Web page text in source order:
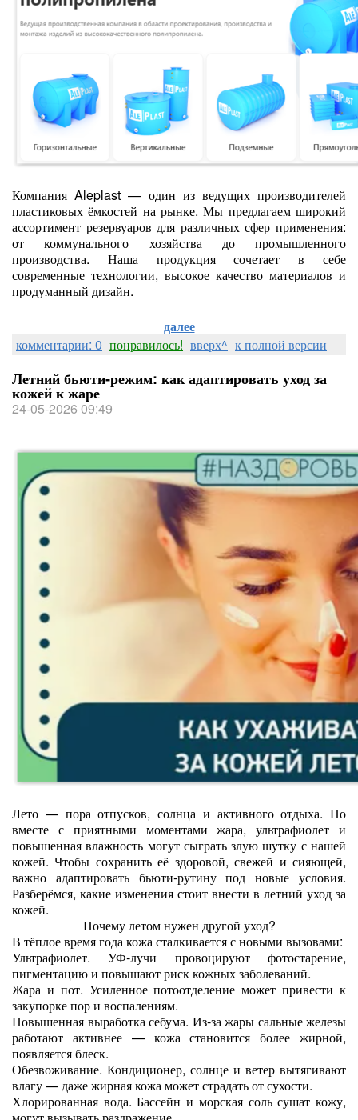
Компания Aleplast — один из ведущих производителей
пластиковых ёмкостей на рынке. Мы предлагаем широкий
ассортимент резервуаров для различных сфер применения:
от коммунального хозяйства до промышленного
производства. Наша продукция сочетает в себе
современные технологии, высокое качество материалов и
продуманный дизайн.
далее
комментарии: 0 понравилось! вверх^ к полной версии
Летний бьюти‑режим: как адаптировать уход за
кожей к жаре
24-05-2026 09:49
Лето — пора отпусков, солнца и активного отдыха. Но
вместе с приятными моментами жара, ультрафиолет и
повышенная влажность могут сыграть злую шутку с нашей
кожей. Чтобы сохранить её здоровой, свежей и сияющей,
важно адаптировать бьюти‑рутину под новые условия.
Разберёмся, какие изменения стоит внести в летний уход за
кожей.
Почему летом нужен другой уход?
В тёплое время года кожа сталкивается с новыми вызовами:
Ультрафиолет. УФ‑лучи провоцируют фотостарение,
пигментацию и повышают риск кожных заболеваний.
Жара и пот. Усиленное потоотделение может привести к
закупорке пор и воспалениям.
Повышенная выработка себума. Из‑за жары сальные железы
работают активнее — кожа становится более жирной,
появляется блеск.
Обезвоживание. Кондиционер, солнце и ветер вытягивают
влагу — даже жирная кожа может страдать от сухости.
Хлорированная вода. Бассейн и морская соль сушат кожу,